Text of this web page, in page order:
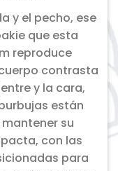
y el pecho, ese
que esta
reproduce
contrasta
y la cara,
están
su
con las
para